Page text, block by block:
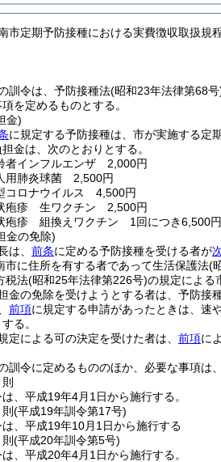
市定期予防接種における実費徴収取扱規
訓令は、予防接種法(昭和23年法律第68号
を定めるものとする。
金)
に規定する予防接種は、市が実施する定
金は、次のとおりとする。
者インフルエンザ 2,000円
用肺炎球菌 2,500円
コロナウイルス 4,500円
疱疹 生ワクチン 2,500円
疱疹 組換えワクチン 1回につき6,500円
金の免除)
は、 前条に定める予防接種を受ける者が
市に住所を有する者であって生活保護法(
税法(昭和25年法律第226号)の規定による
金の免除を受けようとする者は、予防接
前項に規定する申請があったときは、速
る。
定による可の決定を受けた者は、 前項に
訓令に定めるもののほか、必要な事項は
則
、平成19年4月1日から施行する。
則(平成19年訓令第17号)
は、平成19年10月1日から施行する
則(平成20年訓令第5号)
、平成20年4月1日から施行する。